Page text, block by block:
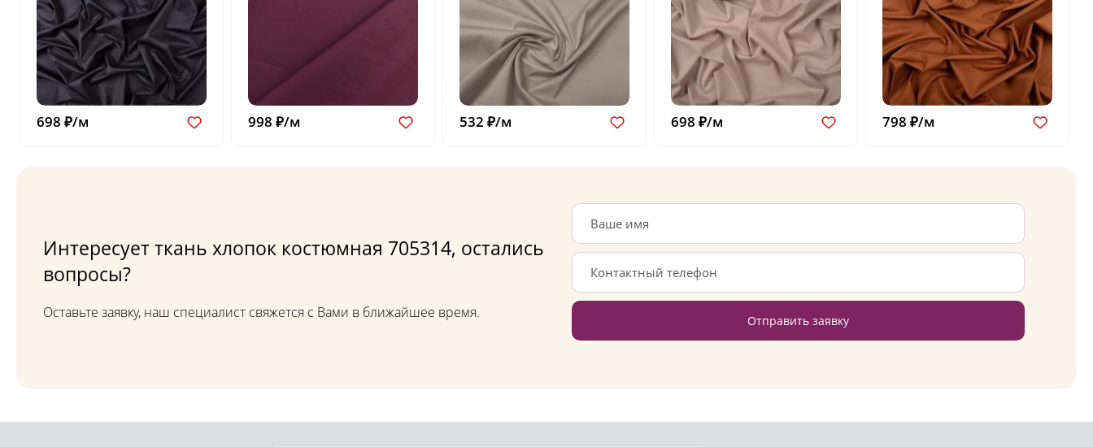
698 ₽/м 998 ₽/м 532 ₽/м 698 ₽/м 798 ₽/м
Интересует ткань хлопок костюмная 705314, остались
вопросы?
Оставьте заявку, наш специалист свяжется с Вами в ближайшее время. Отправить заявку